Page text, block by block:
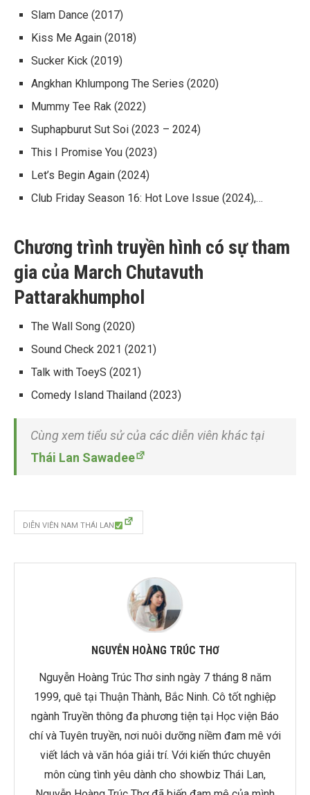
Slam Dance (2017)
Kiss Me Again (2018)
Sucker Kick (2019)
Angkhan Khlumpong The Series (2020)
Mummy Tee Rak (2022)
Suphapburut Sut Soi (2023 – 2024)
This I Promise You (2023)
Let’s Begin Again (2024)
Club Friday Season 16: Hot Love Issue (2024),…
Chương trình truyền hình có sự tham
gia của March Chutavuth
Pattarakhumphol
The Wall Song (2020)
Sound Check 2021 (2021)
Talk with ToeyS (2021)
Comedy Island Thailand (2023)
Cùng xem tiểu sử của các diễn viên khác tại
Thái Lan Sawadee
DIỄN VIÊN NAM THÁI LAN
NGUYỄN HOÀNG TRÚC THƠ
Nguyễn Hoàng Trúc Thơ sinh ngày 7 tháng 8 năm
1999, quê tại Thuận Thành, Bắc Ninh. Cô tốt nghiệp
ngành Truyền thông đa phương tiện tại Học viện Báo
chí và Tuyên truyền, nơi nuôi dưỡng niềm đam mê với
viết lách và văn hóa giải trí. Với kiến thức chuyên
môn cùng tình yêu dành cho showbiz Thái Lan,